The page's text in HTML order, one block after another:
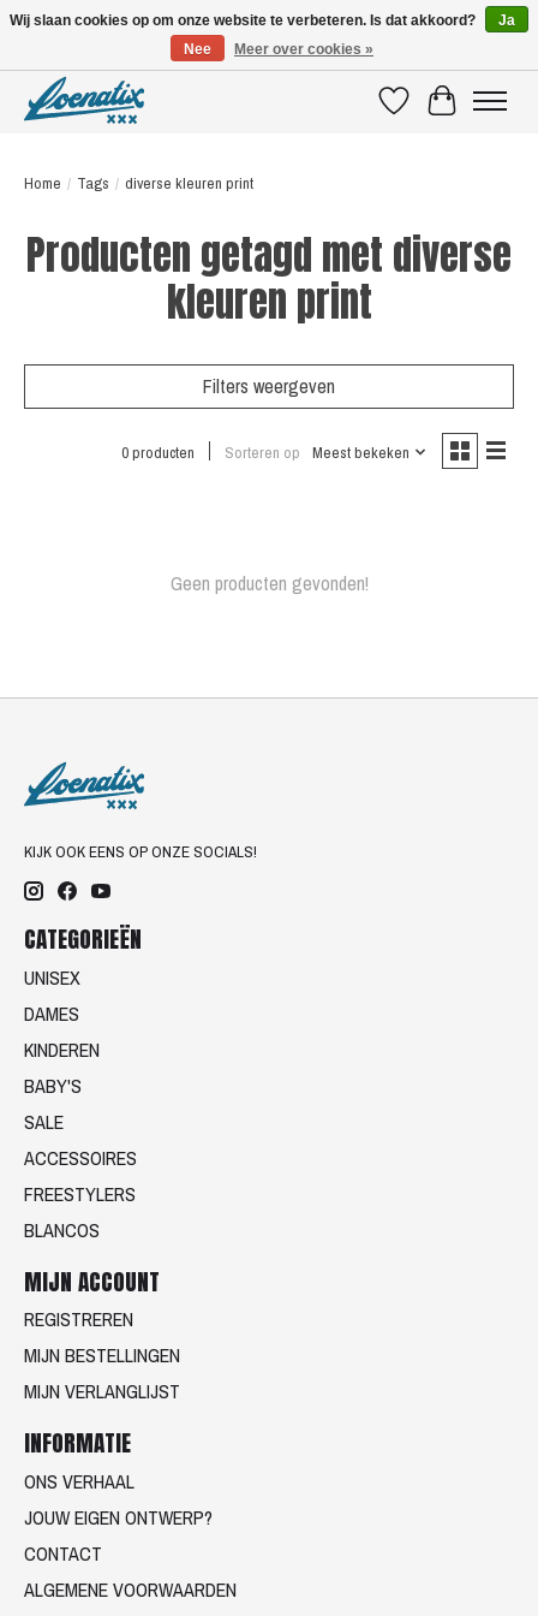
VerlanglijstWinkelwagen
Home / Tags / diverse kleuren print
Producten getagd met diverse
kleuren print
Filters weergeven
0 producten Sorteren op Meest bekeken
Geen producten gevonden!
KIJK OOK EENS OP ONZE SOCIALS!
CATEGORIEËN
UNISEX
DAMES
KINDEREN
BABY'S
SALE
ACCESSOIRES
FREESTYLERS
BLANCOS
MIJN ACCOUNT
REGISTREREN
MIJN BESTELLINGEN
MIJN VERLANGLIJST
INFORMATIE
ONS VERHAAL
JOUW EIGEN ONTWERP?
CONTACT
ALGEMENE VOORWAARDEN
Wij slaan cookies op om onze website te verbeteren. Is dat akkoord?
Ja
Nee
Meer over cookies »